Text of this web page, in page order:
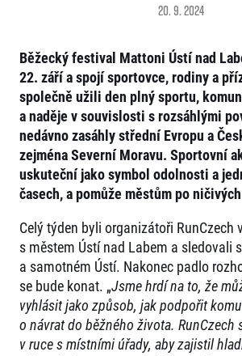
EuroHeroes Challenge 2026
EuroHeroes Challenge 2025
EuroHeroes Challenge 2024
EuroHeroes Challenge 2023
EuroHeroes Challenge 2019
Systém bodování
O Napoli Running
RunCzech Halfs
Projekt RunCzech Halfs
Pro běžce
Pro závodníky
Pravidla a všeobecné informace
Vše k pojištění
Přeregistrace na jiného závodníka
Pověření k vyzvednutí čísla
Reklamace výsledků
Vaše Fotografie
Inspirace
Příběhy běžců
AIMS Race Calendar
Komunity
Prvoběžci
RunCzech Kings & Queens
RunCzech Stars
dm rodinná míle
Český maratonský klub
RunCzech Pacers
Running Doctors
Charita
Seznam neziskových organizací
Běžím pro stromy
Užitečné
O nás
Kontakt
Pro veřejnost
20. 9. 2024
Běžecký festival Mattoni Ústí nad
22. září a spojí sportovce, rodiny a
společně užili den plný sportu,
a naděje v souvislosti s rozsáhlými
nedávno zasáhly střední Evropu a
zejména Severní Moravu. Sportovní
uskuteční jako symbol odolnosti a
časech, a pomůže městům po
Celý týden byli organizátoři RunCzech
s městem Ústí nad Labem a sledovali
a samotném Ústí. Nakonec padlo
se bude konat. „Jsme hrdí na to, že
vyhlásit jako způsob, jak podpořit
o návrat do běžného života. RunCzech
v ruce s místními úřady, aby zajistil